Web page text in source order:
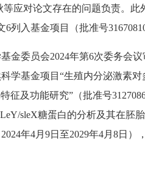
对论文存在的问题负责。此
列入基金项目（批准号
委员会2024年第6次委务会
基金项目“生殖内分泌激素
及功能研究”（批准号
sleX糖蛋白的分析及其在胚
年4月9日至2029年4月8日）